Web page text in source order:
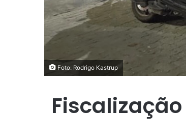
Foto: Rodrigo Kastrup